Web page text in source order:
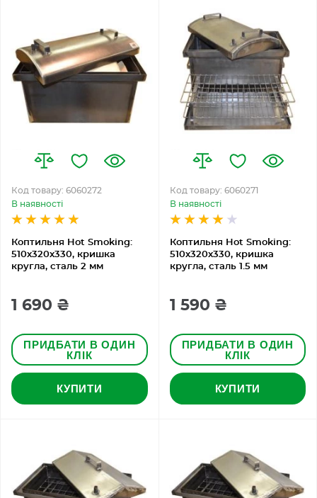
Коптильня Hot Smoking:
510х320х330, кришка
кругла, сталь 2 мм
Код товару: 6060272
В наявності
1 690 ₴
ПРИДБАТИ В ОДИН
КЛІК
КУПИТИ
Коптильня Hot Smoking:
510х320х330, кришка
кругла, сталь 1.5 мм
Код товару: 6060271
В наявності
1 590 ₴
ПРИДБАТИ В ОДИН
КЛІК
КУПИТИ